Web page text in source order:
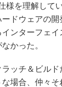
を理解して
ドウェアの
ンターフェ
かった。
ッチ＆ビル
場合、仲々